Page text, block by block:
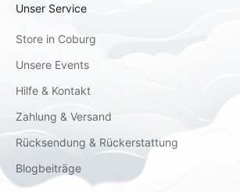
Unser Service
Store in Coburg
Unsere Events
Hilfe & Kontakt
Zahlung & Versand
Rücksendung & Rückerstattung
Blogbeiträge